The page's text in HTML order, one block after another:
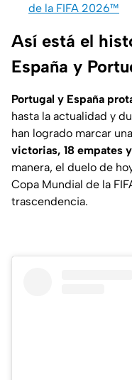
de la FIFA 2026™
Así está el
España y
Portugal y España
hasta la actualidad y
han logrado marcar
victorias, 18 empates
manera, el duelo de
Copa Mundial de la
trascendencia.